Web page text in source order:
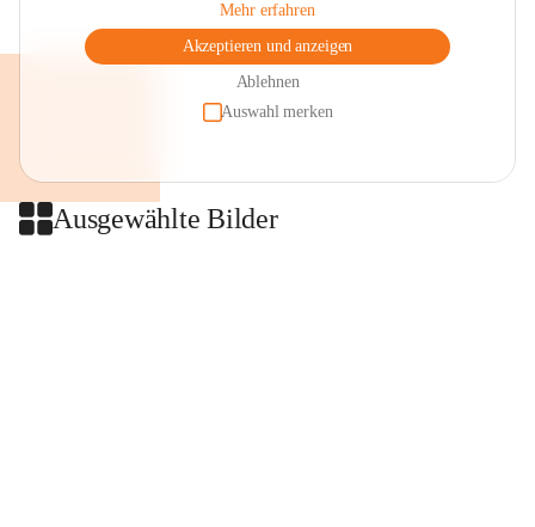
Mehr erfahren
Akzeptieren und anzeigen
Ablehnen
Auswahl merken
Ausgewählte Bilder